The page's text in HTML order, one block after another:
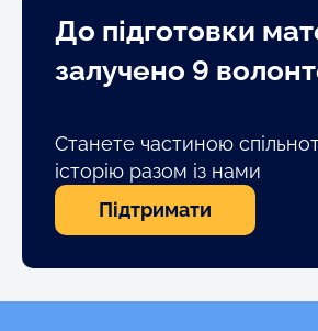
До підготовки
залучено 9
Станете частиною
історію разом із нами
Підтримати